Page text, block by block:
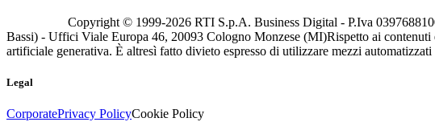
Copyright © 1999-2026 RTI S.p.A. Business Digital - P.Iva
Bassi) - Uffici Viale Europa 46, 20093 Cologno Monzese (MI)Rispetto ai contenuti
artificiale generativa. È altresì fatto divieto espresso di utilizzare mezzi automatizzati
Legal
CorporatePrivacy PolicyCookie Policy